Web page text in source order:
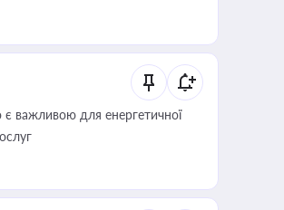
є важливою для енергетичної